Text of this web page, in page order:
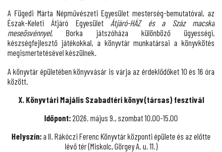
A Fügedi Márta Népművészeti Egyesület mesterség-bemutatóval, az
Észak-Keleti Átjáró EgyesületÁtjáró-HÁZ és a Száz macska
meseösvénnyel, Borka játszóháza különböző ügyességi,
készségfejlesztő játékokkal, a könyvtár munkatársai a könyvkötés
megismertetésével készülnek.
A könyvtár épületében könyvvásár is várja az érdeklődőket 10 és 16 óra
között.
X. Könyvtári Majális Szabadtéri könyv(társas) fesztivál
Időpont:2026. május 9., szombat 10.00-15.00
Helyszín:a II. Rákóczi Ferenc Könyvtár központi épülete és az előtte
lévő tér (Miskolc, Görgey A. u. 11.)